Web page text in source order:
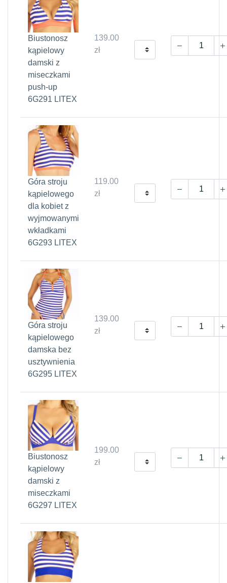
Biustonosz
kąpielowy
damski z
miseczkami
push-up
6G291 LITEX
139.00
zł
Góra stroju
kąpielowego
dla kobiet z
wyjmowanymi
wkładkami
6G293 LITEX
119.00
zł
Góra stroju
kąpielowego
damska bez
usztywnienia
6G295 LITEX
139.00
zł
Biustonosz
kąpielowy
damski z
miseczkami
6G297 LITEX
199.00
zł